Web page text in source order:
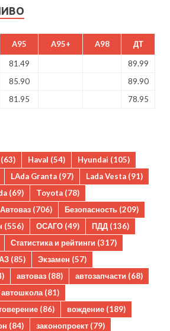
A95 A95+ A98 ДТ
81.49
89.99
85.90
89.90
81.95 78.95
(63) Haval (54) Hyundai (105)
LAda Granta (97) Lada Vesta (91)
(69) Toyota (78)
Автоваз (706) Безопасность (209)
(556) ОСАГО (49) ПДД (136)
Статистика и рейтинги (317)
(85) Экзамен (57)
автоваз (88) автозапчасти (68)
автошкола (81)
(86) вождение (189)
(84) законопроект (79)